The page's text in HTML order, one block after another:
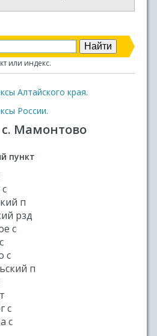
или индекс.
Алтайского края.
России.
с. Мамонтово
пункт
п
рзд
с
с
п
с
с